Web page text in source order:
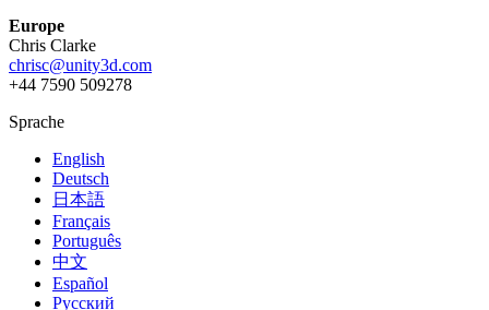
Europe
Chris Clarke
chrisc@unity3d.com
+44 7590 509278
Sprache
English
Deutsch
日本語
Français
Português
中文
Español
Русский